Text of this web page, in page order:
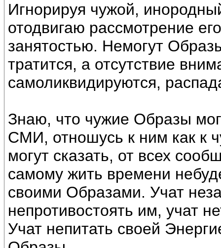
Игнорируя чужой,
отодвигаю рассмотрение
занятостью. Немогут
тратится, а отсутствие
самоликвидируются,
Знаю, что чужие Образы
СМИ, отношусь к ним как к
могут сказать, от всех
самому жить времени
своими Образами. Учат
непротивостоять им, учат
Учат непитать своей